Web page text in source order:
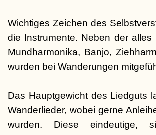
Wichtiges Zeichen des
die Instrumente. Neben der
Mundharmonika, Banjo,
wurden bei Wanderungen
Das Hauptgewicht des Liedguts
Wanderlieder, wobei gerne
wurden. Diese eindeutige,